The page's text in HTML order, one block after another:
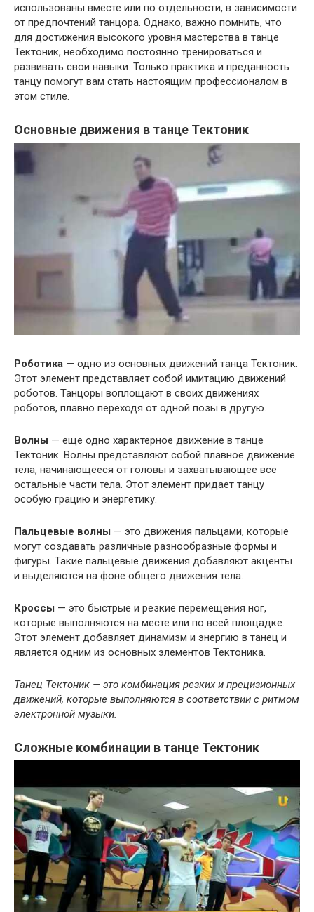
использованы вместе или по отдельности, в зависимости
от предпочтений танцора. Однако, важно помнить, что
для достижения высокого уровня мастерства в танце
Тектоник, необходимо постоянно тренироваться и
развивать свои навыки. Только практика и преданность
танцу помогут вам стать настоящим профессионалом в
этом стиле.
Основные движения в танце Тектоник
Роботика — одно из основных движений танца Тектоник.
Этот элемент представляет собой имитацию движений
роботов. Танцоры воплощают в своих движениях
роботов, плавно переходя от одной позы в другую.
Волны — еще одно характерное движение в танце
Тектоник. Волны представляют собой плавное движение
тела, начинающееся от головы и захватывающее все
остальные части тела. Этот элемент придает танцу
особую грацию и энергетику.
Пальцевые волны — это движения пальцами, которые
могут создавать различные разнообразные формы и
фигуры. Такие пальцевые движения добавляют акценты
и выделяются на фоне общего движения тела.
Кроссы — это быстрые и резкие перемещения ног,
которые выполняются на месте или по всей площадке.
Этот элемент добавляет динамизм и энергию в танец и
является одним из основных элементов Тектоника.
Танец Тектоник — это комбинация резких и прецизионных
движений, которые выполняются в соответствии с ритмом
электронной музыки.
Сложные комбинации в танце Тектоник